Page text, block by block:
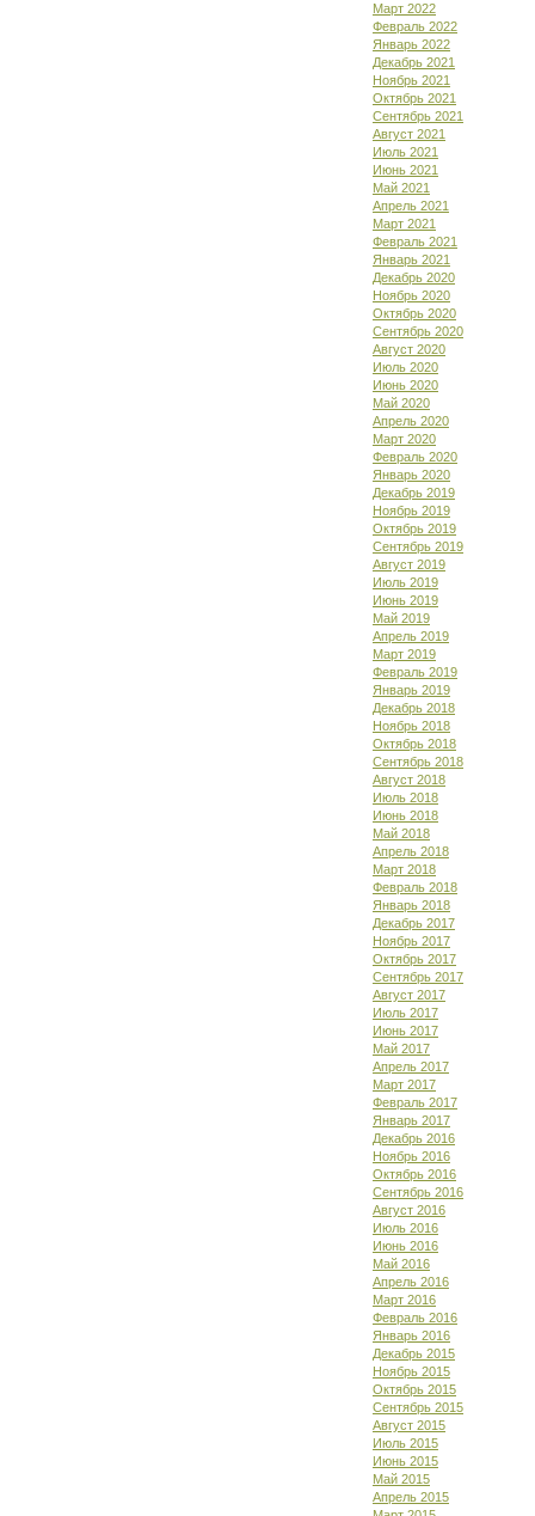
Март 2022
Февраль 2022
Январь 2022
Декабрь 2021
Ноябрь 2021
Октябрь 2021
Сентябрь 2021
Август 2021
Июль 2021
Июнь 2021
Май 2021
Апрель 2021
Март 2021
Февраль 2021
Январь 2021
Декабрь 2020
Ноябрь 2020
Октябрь 2020
Сентябрь 2020
Август 2020
Июль 2020
Июнь 2020
Май 2020
Апрель 2020
Март 2020
Февраль 2020
Январь 2020
Декабрь 2019
Ноябрь 2019
Октябрь 2019
Сентябрь 2019
Август 2019
Июль 2019
Июнь 2019
Май 2019
Апрель 2019
Март 2019
Февраль 2019
Январь 2019
Декабрь 2018
Ноябрь 2018
Октябрь 2018
Сентябрь 2018
Август 2018
Июль 2018
Июнь 2018
Май 2018
Апрель 2018
Март 2018
Февраль 2018
Январь 2018
Декабрь 2017
Ноябрь 2017
Октябрь 2017
Сентябрь 2017
Август 2017
Июль 2017
Июнь 2017
Май 2017
Апрель 2017
Март 2017
Февраль 2017
Январь 2017
Декабрь 2016
Ноябрь 2016
Октябрь 2016
Сентябрь 2016
Август 2016
Июль 2016
Июнь 2016
Май 2016
Апрель 2016
Март 2016
Февраль 2016
Январь 2016
Декабрь 2015
Ноябрь 2015
Октябрь 2015
Сентябрь 2015
Август 2015
Июль 2015
Июнь 2015
Май 2015
Апрель 2015